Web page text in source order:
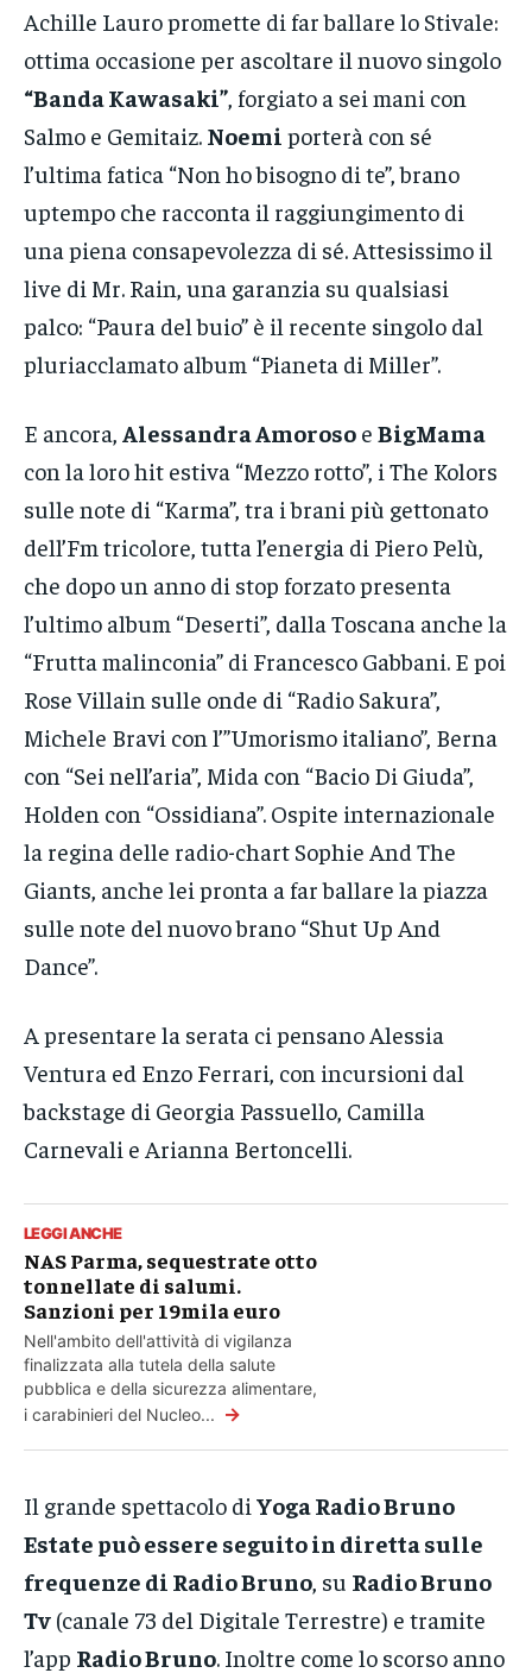
Achille Lauro promette di far ballare lo Stivale:
ottima occasione per ascoltare il nuovo singolo
“Banda Kawasaki”, forgiato a sei mani con
Salmo e Gemitaiz. Noemi porterà con sé
l’ultima fatica “Non ho bisogno di te”, brano
uptempo che racconta il raggiungimento di
una piena consapevolezza di sé. Attesissimo il
live di Mr. Rain, una garanzia su qualsiasi
palco: “Paura del buio” è il recente singolo dal
pluriacclamato album “Pianeta di Miller”.
E ancora, Alessandra Amoroso e BigMama
con la loro hit estiva “Mezzo rotto”, i The Kolors
sulle note di “Karma”, tra i brani più gettonato
dell’Fm tricolore, tutta l’energia di Piero Pelù,
che dopo un anno di stop forzato presenta
l’ultimo album “Deserti”, dalla Toscana anche la
“Frutta malinconia” di Francesco Gabbani. E poi
Rose Villain sulle onde di “Radio Sakura”,
Michele Bravi con l’”Umorismo italiano”, Berna
con “Sei nell’aria”, Mida con “Bacio Di Giuda”,
Holden con “Ossidiana”. Ospite internazionale
la regina delle radio-chart Sophie And The
Giants, anche lei pronta a far ballare la piazza
sulle note del nuovo brano “Shut Up And
Dance”.
A presentare la serata ci pensano Alessia
Ventura ed Enzo Ferrari, con incursioni dal
backstage di Georgia Passuello, Camilla
Carnevali e Arianna Bertoncelli.
LEGGI ANCHE
NAS Parma, sequestrate otto
tonnellate di salumi.
Sanzioni per 19mila euro
Nell'ambito dell'attività di vigilanza
finalizzata alla tutela della salute
pubblica e della sicurezza alimentare,
i carabinieri del Nucleo... →
Il grande spettacolo di Yoga Radio Bruno
Estate può essere seguito in diretta sulle
frequenze di Radio Bruno, su Radio Bruno
Tv (canale 73 del Digitale Terrestre) e tramite
l’app Radio Bruno. Inoltre come lo scorso anno